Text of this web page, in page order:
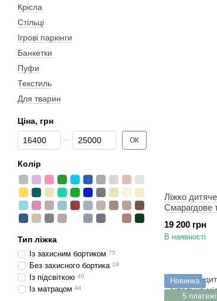
Ліжко
Смарагдове
19 200 грн
В наявності
Новинка
5
Крісла
Стільці
Ігрові паркінги
Банкетки
Пуфи
Текстиль
Для тварин
Ціна, грн
Від Ціна, грн
До Ціна, грн ОК
Колір
Тип ліжка
Із захисним бортиком 75
Без захисного бортика 19
Із підсвіткою 40
Із матрацом 44